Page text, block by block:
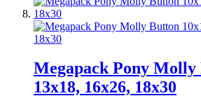
Megapack Pony Molly
13x18, 16x26, 18x30